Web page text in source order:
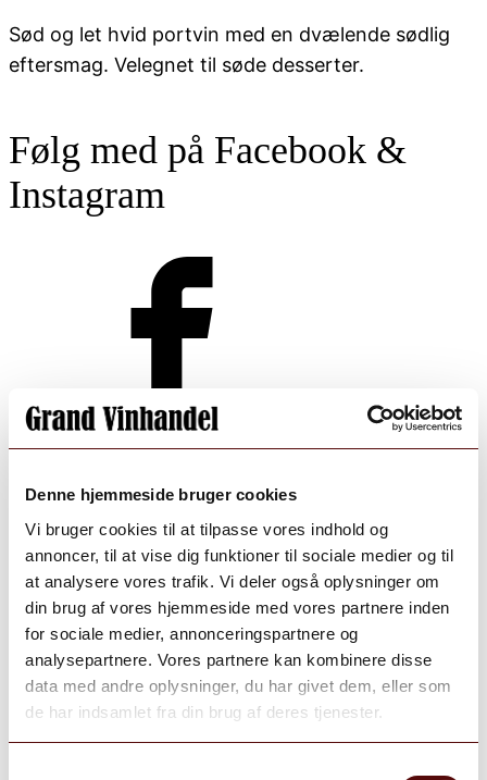
Denne hjemmeside bruger cookies
Vi bruger cookies til at tilpasse vores indhold og
annoncer, til at vise dig funktioner til sociale medier og til
at analysere vores trafik. Vi deler også oplysninger om
din brug af vores hjemmeside med vores partnere inden
for sociale medier, annonceringspartnere og
analysepartnere. Vores partnere kan kombinere disse
data med andre oplysninger, du har givet dem, eller som
de har indsamlet fra din brug af deres tjenester.
Sød og let hvid portvin med en dvælende sødlig
eftersmag. Velegnet til søde desserter.
Følg med på Facebook &
Instagram
Grand Vinhandel Vinoble Holbæk
vinoble4300
grand_vinhandel
Aug 7
grand_vinhandel
Aug 5
grand_vinhandel
Jul 30
grand_vinhandel
Jul 22